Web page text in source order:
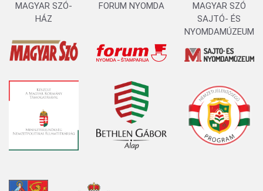
MAGYAR SZÓ-
HÁZ
FORUM NYOMDA
MAGYAR SZÓ
SAJTÓ- ÉS
NYOMDAMÚZEUM